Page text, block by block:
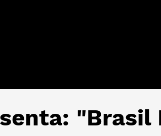
"Brasil